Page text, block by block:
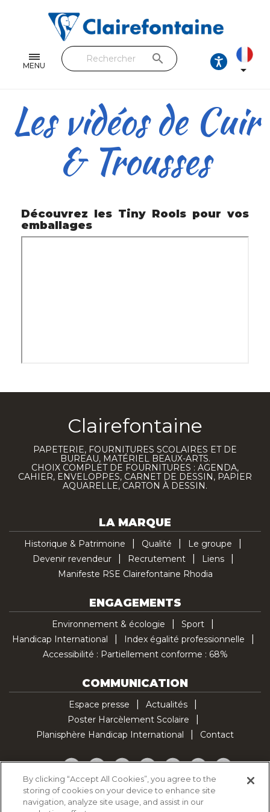
MENU
Feuilles & Copies
Beaux-arts & Dessin
Loisirs créatifs
Cuir & trousses
Toutes les collections
search

Les vidéos de Cuir
& Trousses
Découvrez les Tiny Rools pour vos
emballages
Clairefontaine
PAPETERIE, FOURNITURES SCOLAIRES ET DE
BUREAU, MATÉRIEL BEAUX-ARTS.
CHOIX COMPLET DE FOURNITURES : AGENDA,
CAHIER, ENVELOPPES, CARNET DE DESSIN, PAPIER
AQUARELLE, CARTON À DESSIN.
LA MARQUE
Historique & Patrimoine Qualité
Le groupe
Devenir revendeur
Recrutement
Liens
Manifeste RSE Clairefontaine Rhodia
ENGAGEMENTS
Environnement & écologie
Sport
Handicap International
Index égalité professionnelle
Accessibilité : Partiellement conforme : 68%
COMMUNICATION
Espace presse
Actualités
Poster Harcèlement Scolaire
Planisphère Handicap International
Contact
Facebook
TwitterYouTubePinterestInstagramLinkedInTikTok
Politique d'utilisation des cookies
By clicking “Accept All Cookies”, you agree to the
storing of cookies on your device to enhance site
navigation, analyze site usage, and assist in our